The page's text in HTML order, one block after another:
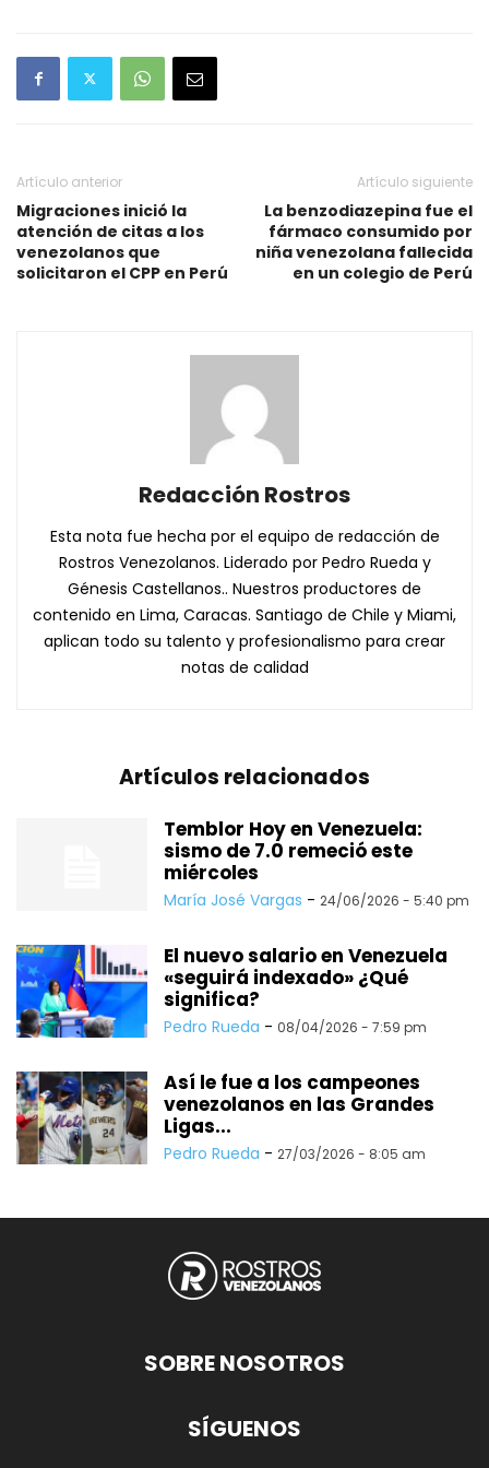
Artículo anterior
Migraciones inició la
atención de citas a los
venezolanos que
solicitaron el CPP en Perú
Artículo siguiente
La benzodiazepina fue el
fármaco consumido por
niña venezolana fallecida
en un colegio de Perú
Redacción Rostros
Esta nota fue hecha por el equipo de redacción de
Rostros Venezolanos. Liderado por Pedro Rueda y
Génesis Castellanos.. Nuestros productores de
contenido en Lima, Caracas. Santiago de Chile y Miami,
aplican todo su talento y profesionalismo para crear
notas de calidad
Artículos relacionados
Temblor Hoy en Venezuela:
sismo de 7.0 remeció este
miércoles
María José Vargas - 24/06/2026 - 5:40 pm
El nuevo salario en Venezuela
«seguirá indexado» ¿Qué
significa?
Pedro Rueda - 08/04/2026 - 7:59 pm
Así le fue a los campeones
venezolanos en las Grandes
Ligas...
Pedro Rueda - 27/03/2026 - 8:05 am
SOBRE NOSOTROS
SÍGUENOS